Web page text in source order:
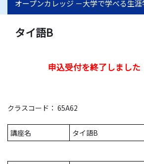
オープンカレッジ －大学で学べる生
タイ語B
申込受付を終了しました
クラスコード： 65A62
講座名 タイ語B